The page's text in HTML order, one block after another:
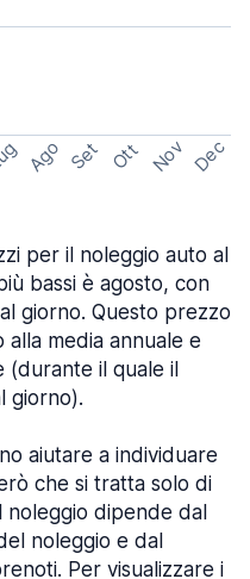
Ago Set Ott Nov Dec
per il noleggio auto al
bassi è agosto, con
giorno. Questo prezzo
media annuale e
il quale il
giorno).
aiutare a individuare
che si tratta solo di
dipende dal
noleggio e dal
Per visualizzare i